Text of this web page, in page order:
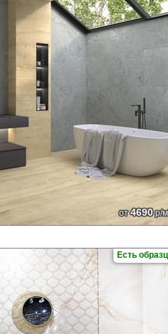
от4690р/
Есть